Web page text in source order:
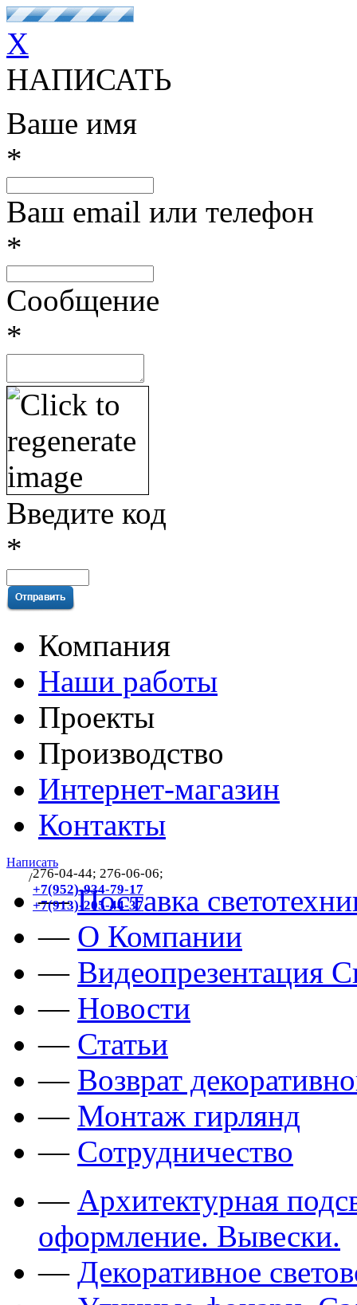
X
НАПИСАТЬ
Ваше имя
*
Ваш email или телефон
*
Сообщение
*
Введите код
*
Компания
Наши работы
Проекты
Производство
Интернет-магазин
Контакты
Написать
/276-04-44; 276-06-06;
+7(952)-934-79-17
+7(913)-205-44-37
—Поставка
— О Компании
— Видеопрезентация
— Новости
— Статьи
— Возврат
— Монтаж гирлянд
— Сотрудничество
— Архитектурная
оформление. Вывески.
— Декоративное